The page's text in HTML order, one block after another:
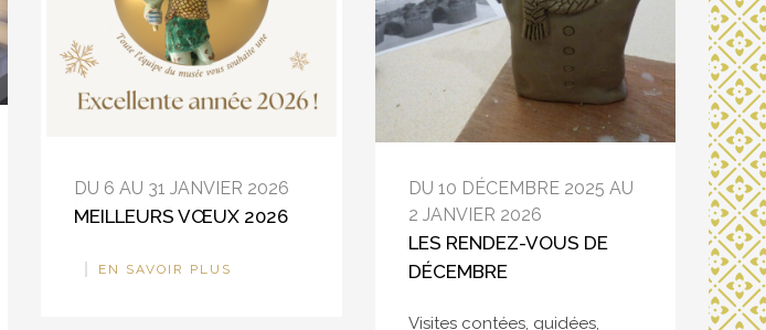
DU 6 AU 31 JANVIER 2026
MEILLEURS VŒUX 2026
EN SAVOIR PLUS
DU 10 DÉCEMBRE 2025 AU
2 JANVIER 2026
LES RENDEZ-VOUS DE
DÉCEMBRE
Visites contées, guidées,